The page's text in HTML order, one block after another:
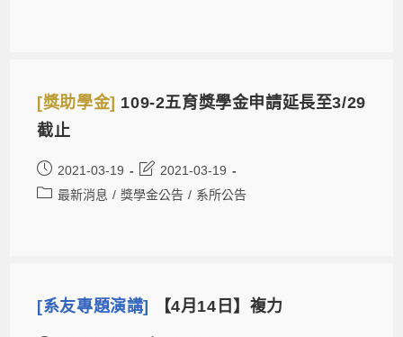
[獎助學金] 109-2五育獎學金申請延長至3/29
截止
2021-03-19
2021-03-19
最新消息 / 獎學金公告 / 系所公告
[系友專題演講] 【4月14日】複力